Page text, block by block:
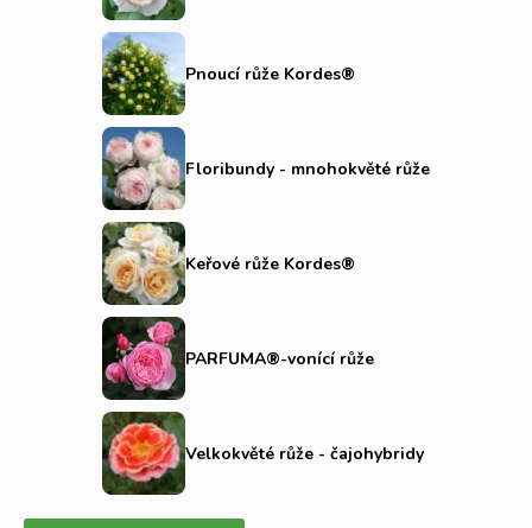
Pnoucí růže Kordes®
Floribundy - mnohokvěté růže
Keřové růže Kordes®
PARFUMA®-vonící růže
Velkokvěté růže - čajohybridy